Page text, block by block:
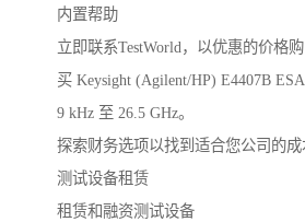
内置帮助
立即联系TestWorld，以优惠的价格购
买 Keysight (Agilent/HP) E4407B
9 kHz 至 26.5 GHz。
探索财务选项以找到适合您公司的成
测试设备租赁
租赁和融资测试设备